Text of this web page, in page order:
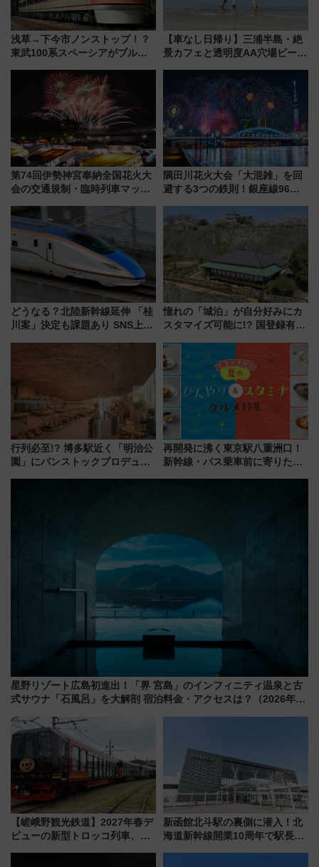
浅草→下今市ノンストップ！？
東武100系スペーシアがブルー
ー当時の停車駅」を再現 運転
時刻や特急券の買い方を紹介
【車なし日帰り】三浦半島・絶
景カフェと透明度AA穴場ビーチ
用してストレスフリー旅へ行こ
う！
第74回伊勢神宮奉納全国花火大
会の交通規制・臨時列車マッ
セス
隅田川花火大会「大混雑」を回
避する3つの鉄則！銀座線96本
ツリー駅の規制まとめ 7/25開催
（2026年）
どうなる？北陸新幹線延伸 「桂
川案」決定も課題あり SNS上の
憧れの「城泊」が自分好みにカ
スタマイズ可能に!? 国登録有形
にオーダーメイド型の宿泊プラ
ンが誕生！
行列必至!? 博多駅近く「明治公
園」にパンストックプロデュー
再開発に沸く東京駅八重洲口！
新幹線・バス乗車前に寄りたい
星野リゾート広島初進出！「界 宮島」のインフィニティ温泉と古
式サウナ「石風呂」を大解剖 宿泊料金・アクセスは？（2026年7
【嵯峨野観光鉄道】2027年春デ
ビューの新型トロッコ列車、い
新函館北斗駅の裏側に潜入！北
海道新幹線開業10周年で駅長